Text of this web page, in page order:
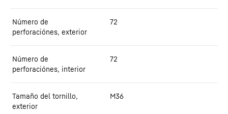
Número de
perforaciónes, exterior
72
Número de
perforaciónes, interior
72
Tamaño del tornillo,
exterior
M36